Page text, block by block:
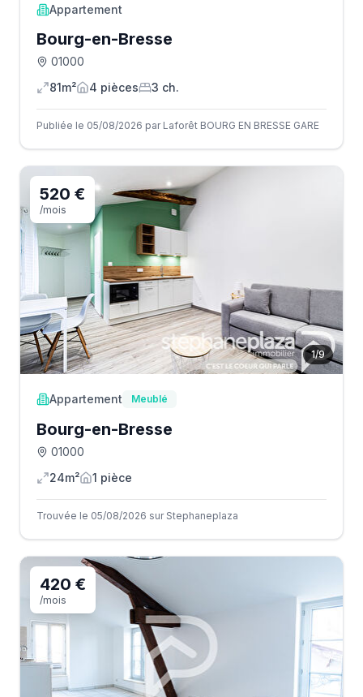
Appartement
Bourg-en-Bresse
01000
81m²
4 pièces 3 ch.
Publiée le 05/08/2026 par Laforêt BOURG EN BRESSE GARE
1/9
520 €
/mois
Appartement Meublé
Bourg-en-Bresse
01000
24m²
1 pièce
Trouvée le 05/08/2026 sur Stephaneplaza
420 €
/mois